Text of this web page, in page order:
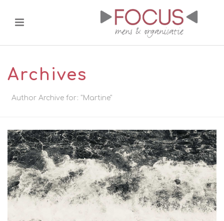
Archives
Author Archive for: "Martine"